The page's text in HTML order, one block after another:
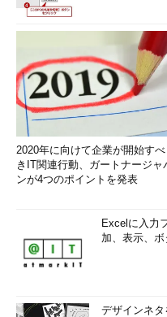
2020年に向けて企業が開始すべ
きIT関連行動、ガートナージャ
ンが4つのポイントを発表
Excelに入力
加、表示、
デザインネタ